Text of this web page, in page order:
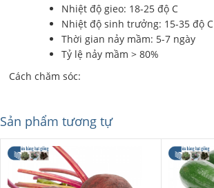
Nhiệt độ gieo: 18-25 độ C
Nhiệt độ sinh trưởng: 15-35 độ C
Thời gian nảy mầm: 5-7 ngày
Tỷ lệ nảy mầm > 80%
Cách chăm sóc:
Sản phẩm tương tự